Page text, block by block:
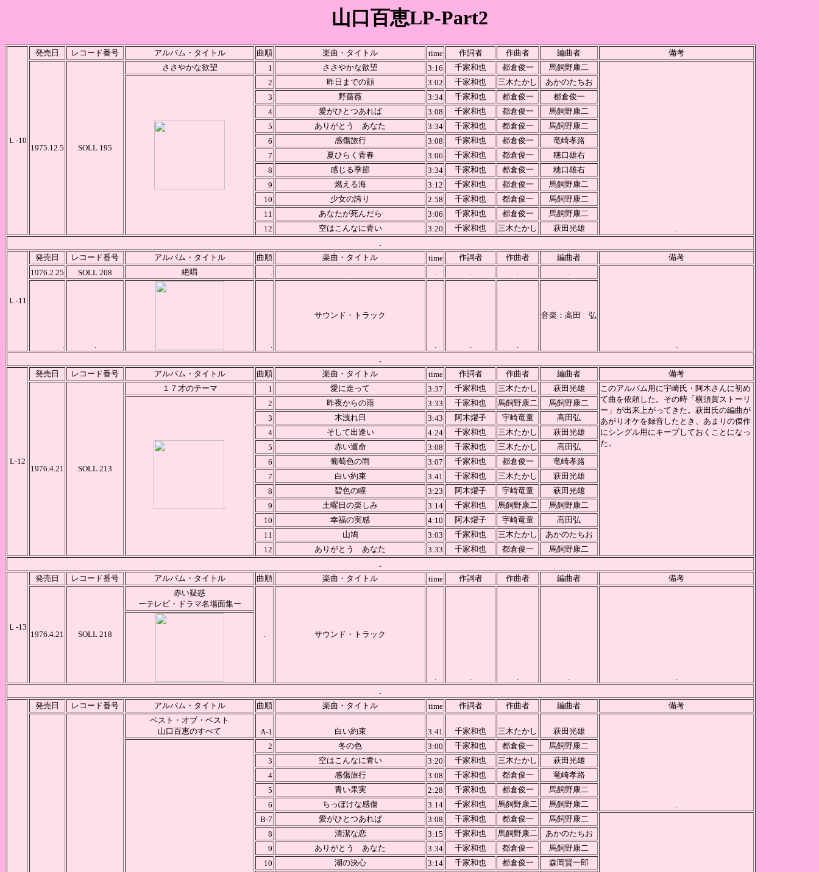
山口百恵LP-Part2
Ｌ-10
発売日 レコード番号 アルバム・タイトル 曲順 楽曲・タイトル time 作詞者 作曲者 編曲者 備考
1975.12.5 SOLL 195
ささやかな欲望 1 ささやかな欲望 3:16 千家和也 都倉俊一 馬飼野康二
.
2 昨日までの顔 3:02 千家和也 三木たかし
あかのたちお
3
野薔薇 3:34 千家和也 都倉俊一
都倉俊一
4
愛がひとつあれば 3:08 千家和也 都倉俊一
馬飼野康二
5
ありがとう あなた 3:34 千家和也 都倉俊一
馬飼野康二
6
感傷旅行 3:08 千家和也 都倉俊一
竜崎孝路
7
夏ひらく青春 3:06 千家和也 都倉俊一
穂口雄右
8
感じる季節 3:34 千家和也 都倉俊一
穂口雄右
9
燃える海 3:12 千家和也 都倉俊一
馬飼野康二
10
少女の誇り 2:58 千家和也 都倉俊一
馬飼野康二
11
あなたが死んだら 3:06 千家和也 都倉俊一
馬飼野康二
12
空はこんなに青い 3:20 千家和也 三木たかし 萩田光雄
.
Ｌ-11
発売日 レコード番号 アルバム・タイトル 曲順 楽曲・タイトル time 作詞者 作曲者 編曲者
備考
1976.2.25
SOLL 208 絶唱 . . . . . .
.
. . .
サウンド・トラック
. . .
音楽：高田 弘
.
L-12
発売日 レコード番号 アルバム・タイトル 曲順 楽曲・タイトル time 作詞者 作曲者 編曲者 備考
1976.4.21 SOLL 213
１７才のテーマ 1 愛に走って 3:37 千家和也 三木たかし 萩田光雄
このアルバム用に宇崎氏・阿木さんに初め
て曲を依頼した。その時「横須賀ストーリ
ー」が出来上がってきた。萩田氏の編曲が
あがりオケを録音したとき、あまりの傑作
にシングル用にキープしておくことになっ
た。
.
2 昨夜からの雨 3:33 千家和也 馬飼野康二
馬飼野康二
3
木洩れ日 3:43 阿木燿子 宇崎竜童
高田弘
4
そして出逢い 4:24 千家和也 三木たかし
萩田光雄
5
赤い運命 3:08 千家和也 三木たかし
高田弘
6
葡萄色の雨 3:07 千家和也 都倉俊一
竜崎孝路
7
白い約束 3:41 千家和也 三木たかし
萩田光雄
8
碧色の瞳 3:23 阿木燿子 宇崎竜童
萩田光雄
9
土曜日の楽しみ 3:14 千家和也 馬飼野康二
馬飼野康二
10
幸福の実感 4:10 阿木燿子 宇崎竜童
高田弘
11
山鳩 3:03 千家和也 三木たかし
あかのたちお
12
ありがとう あなた 3:33 千家和也 都倉俊一 馬飼野康二
.
Ｌ-13
発売日 レコード番号 アルバム・タイトル 曲順 楽曲・タイトル time 作詞者 作曲者 編曲者 備考
1976.4.21 SOLL 218
赤い疑惑
ーテレビ・ドラマ名場面集ー
. サウンド・トラック
. . . . .
.
発売日 レコード番号 アルバム・タイトル 曲順 楽曲・タイトル time 作詞者 作曲者 編曲者 備考
ベスト・オブ・ベスト
山口百恵のすべて
A-1 白い約束 3:41 千家和也 三木たかし 萩田光雄
.
2 冬の色 3:00 千家和也 都倉俊一
馬飼野康二
3
空はこんなに青い 3:20 千家和也 三木たかし
萩田光雄
4
感傷旅行 3:08 千家和也 都倉俊一
竜崎孝路
5
青い果実 2:28 千家和也 都倉俊一
馬飼野康二
6
ちっぽけな感傷 3:14 千家和也 馬飼野康二
馬飼野康二
B-7
愛がひとつあれば 3:08 千家和也 都倉俊一 馬飼野康二
8 清潔な恋 3:15 千家和也 馬飼野康二
あかのたちお
9
ありがとう あなた 3:34 千家和也 都倉俊一
馬飼野康二
10
湖の決心 3:14 千家和也 都倉俊一
森岡賢一郎